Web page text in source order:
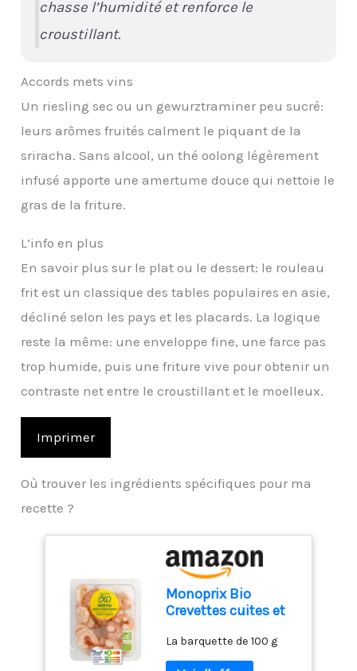
chasse l’humidité et renforce le
croustillant.
Accords mets vins
Un riesling sec ou un gewurztraminer peu sucré:
leurs arômes fruités calment le piquant de la
sriracha. Sans alcool, un thé oolong légèrement
infusé apporte une amertume douce qui nettoie le
gras de la friture.
L’info en plus
En savoir plus sur le plat ou le dessert: le rouleau
frit est un classique des tables populaires en asie,
décliné selon les pays et les placards. La logique
reste la même: une enveloppe fine, une farce pas
trop humide, puis une friture vive pour obtenir un
contraste net entre le croustillant et le moelleux.
Imprimer
Où trouver les ingrédients spécifiques pour ma
recette ?
Monoprix Bio
Crevettes cuites et
La barquette de 100
g
La barquette de 100 g